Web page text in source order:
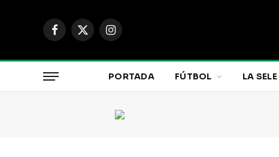
Facebook
X
Instagram
PORTADA FÚTBOL LA SELE